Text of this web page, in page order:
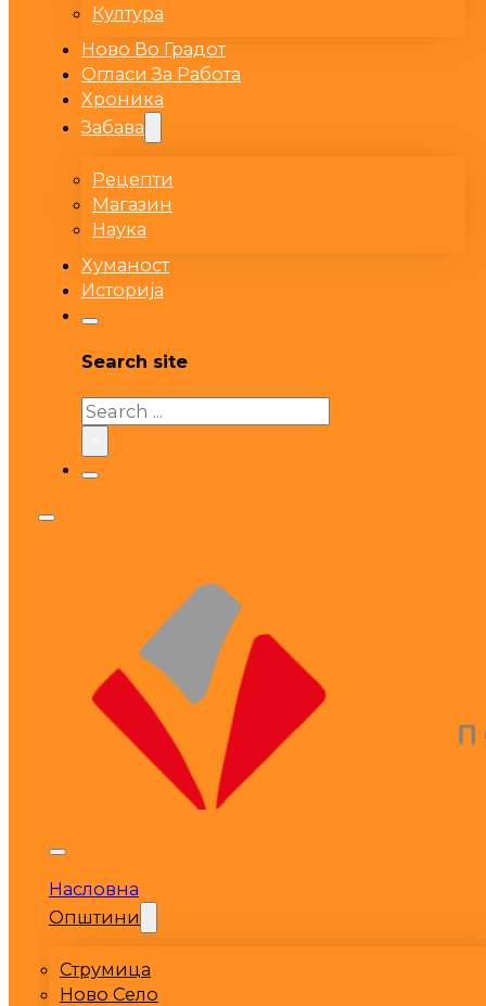
Култура
Ново Во Градот
Огласи За Работа
Хроника
Забава
Рецепти
Магазин
Наука
Хуманост
Историја
Search site
Search
Насловна
Општини
Струмица
Ново Село